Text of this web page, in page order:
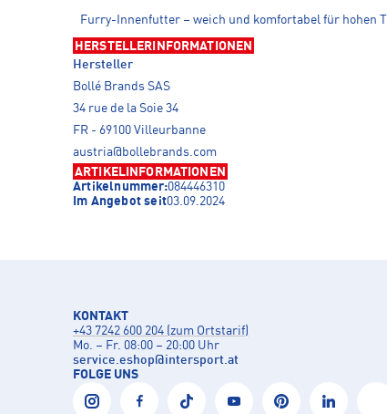
Furry-Innenfutter – weich und komfortabel für hohen
HERSTELLERINFORMATIONEN
Hersteller
Bollé Brands SAS
34 rue de la Soie 34
FR - 69100 Villeurbanne
austria@bollebrands.com
ARTIKELINFORMATIONEN
Artikelnummer:084446310
Im Angebot seit03.09.2024
KONTAKT
+43 7242 600 204 (zum Ortstarif)
Mo. – Fr. 08:00 – 20:00 Uhr
service.eshop@intersport.at
FOLGE UNS